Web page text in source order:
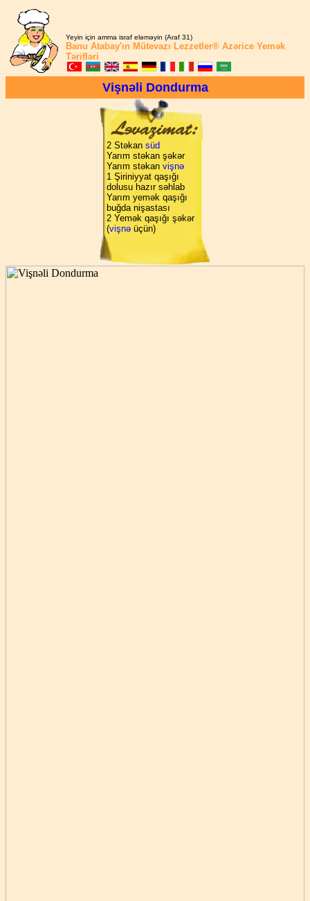
Yeyin için amma israf eləməyin (Araf 31)
Banu Atabay'ın Mütevazı Lezzetler® Azərice Yemək
Tərifləri
Vişnəli Dondurma
2 Stəkan süd
Yarım stəkan şəkər
Yarım stəkan vişnə
1 Şiriniyyat qaşığı
dolusu hazır səhlab
Yarım yemək qaşığı
buğda nişastası
2 Yemək qaşığı şəkər
(vişnə üçün)